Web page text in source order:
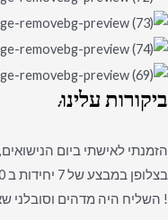
ביקורותעלינו:
הזמנתי לאישתי ביום
! השליח היה מדהים וסובלני